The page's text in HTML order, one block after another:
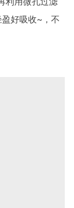
好吸收~，不